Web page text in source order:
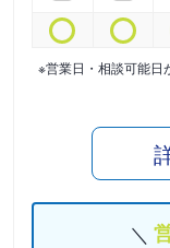
※営業日・相談可能日